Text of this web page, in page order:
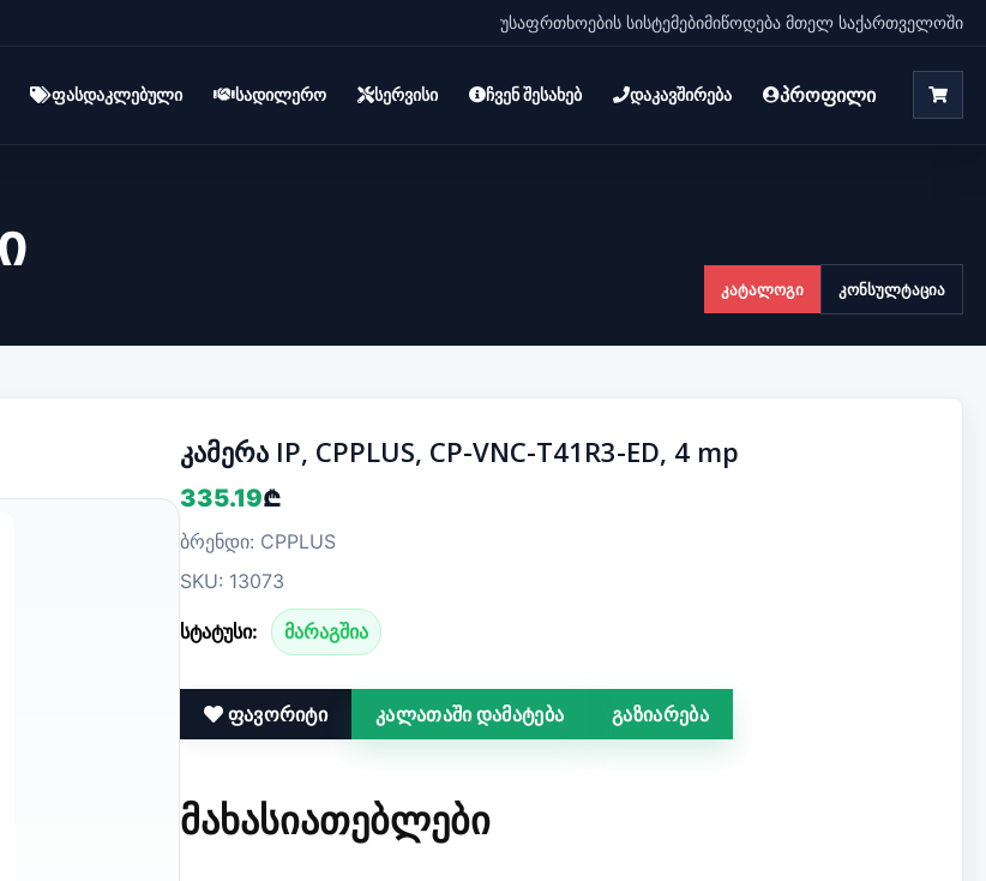
უსაფრთხოების სისტემებიმიწოდება მთელ საქართველოში
ფასდაკლებული სადილერო სერვისი ჩვენ შესახებ დაკავშირება პროფილი
კატალოგი კონსულტაცია
კამერა IP, CPPLUS, CP-VNC-T41R3-ED, 4 mp
335.19₾
ბრენდი: CPPLUS
SKU: 13073
სტატუსი: მარაგშია
ფავორიტი კალათაში დამატება გაზიარება
ᲛᲐᲮᲐᲡᲘᲐᲗᲔᲑᲚᲔᲑᲘ